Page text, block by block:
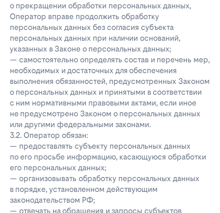
о прекращении обработки персональных данных,
Оператор вправе продолжить обработку
персональных данных без согласия субъекта
персональных данных при наличии оснований,
указанных в Законе о персональных данных;
— самостоятельно определять состав и перечень мер,
необходимых и достаточных для обеспечения
выполнения обязанностей, предусмотренных Законом
о персональных данных и принятыми в соответствии
с ним нормативными правовыми актами, если иное
не предусмотрено Законом о персональных данных
или другими федеральными законами.
3.2. Оператор обязан:
— предоставлять субъекту персональных данных
по его просьбе информацию, касающуюся обработки
его персональных данных;
— организовывать обработку персональных данных
в порядке, установленном действующим
законодательством РФ;
— отвечать на обращения и запросы субъектов